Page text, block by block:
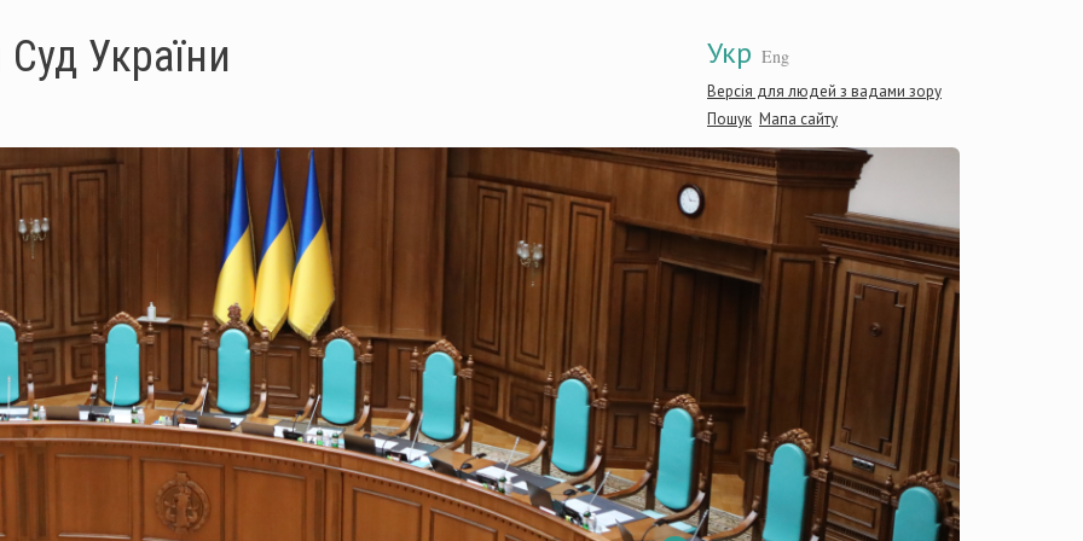
Укр Eng
Версія для людей з вадами зору
Пошук Мапа сайту
України